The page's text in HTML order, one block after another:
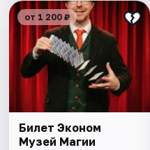
от 1 200 ₽
Билет Эконом
Музей Магии